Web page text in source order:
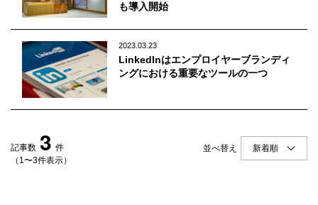
利用規約
運営会社
も導入開始
2023.03.23
LinkedInはエンプロイヤーブランディ
ングにおける重要なツールの一つ
記事数 3 件
（1〜3件表示）
並べ替え